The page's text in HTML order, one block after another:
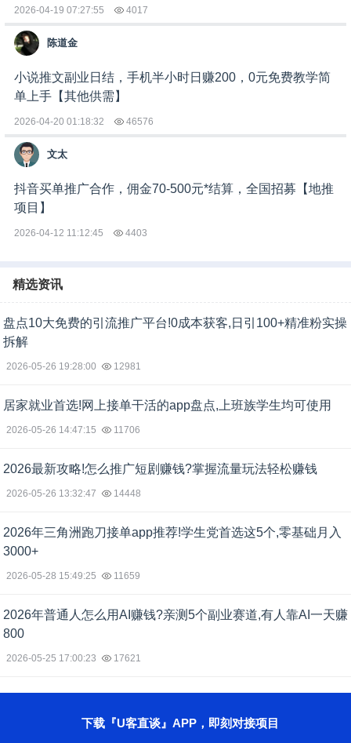
2026-04-19 07:27:55 4017
陈道金
小说推文副业日结，手机半小时日赚200，0元免费教学简
单上手【其他供需】
2026-04-20 01:18:32 46576
文太
抖音买单推广合作，佣金70-500元*结算，全国招募【地推
项目】
2026-04-12 11:12:45 4403
精选资讯
盘点10大免费的引流推广平台!0成本获客,日引100+精准粉实操
拆解
2026-05-26 19:28:00 12981
居家就业首选!网上接单干活的app盘点,上班族学生均可使用
2026-05-26 14:47:15 11706
2026最新攻略!怎么推广短剧赚钱?掌握流量玩法轻松赚钱
2026-05-26 13:32:47 14448
2026年三角洲跑刀接单app推荐!学生党首选这5个,零基础月入
3000+
2026-05-28 15:49:25 11659
2026年普通人怎么用AI赚钱?亲测5个副业赛道,有人靠AI一天赚
800
2026-05-25 17:00:23 17621
下载『U客直谈』APP，即刻对接项目